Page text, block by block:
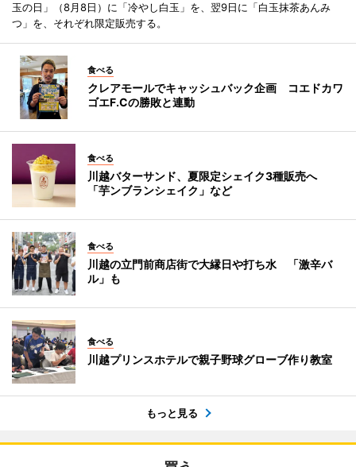
玉の日」（8月8日）に「冷やし白玉」を、翌9日に「白玉抹茶あんみ
つ」を、それぞれ限定販売する。
食べる
クレアモールでキャッシュバック企画 コエドカワ
ゴエF.Cの勝敗と連動
食べる
川越バターサンド、夏限定シェイク3種販売へ
「芋ンブランシェイク」など
食べる
川越の立門前商店街で大縁日や打ち水 「激辛バ
ル」も
食べる
川越プリンスホテルで親子野球グローブ作り教室
もっと見る